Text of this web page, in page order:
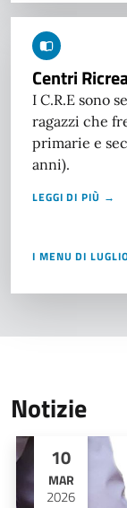
Centri
I C.R.E sono
ragazzi che
primarie e
anni).
LEGGI DI PIÙ →
I MENU DI
Notizie
10
MAR
2026